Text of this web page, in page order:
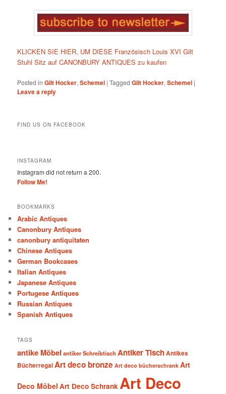
KLICKEN SIE HIER, UM DIESE Französisch Louis XVI Gilt
Stuhl Sitz auf CANONBURY ANTIQUES zu kaufen
Posted in Gilt Hocker,Schemel |Tagged Gilt Hocker,Schemel |
Leave a reply
FIND US ON FACEBOOK
INSTAGRAM
Instagram did not return a 200.
Follow Me!
BOOKMARKS
Arabic Antiques
Canonbury Antiques
canonbury antiquitaten
Chinese Antiques
German Bookcases
Italian Antiques
Japanese Antiques
Portugese Antiques
Russian Antiques
Spanish Antiques
TAGS
antike Möbel antiker Schreibtisch Antiker TischAntikes
BücherregalArt deco bronze Art deco bücherschrank Art
Deco Möbel Art Deco Schrank Art Deco